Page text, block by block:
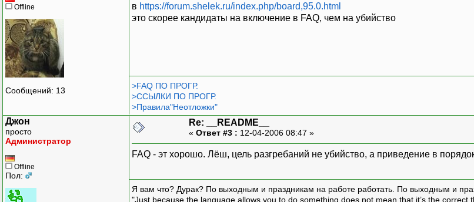
Offline
Сообщений: 13
в https://forum.shelek.ru/index.php/board,95.0.html
это скорее кандидаты на включение в FAQ, чем на убийство
>FAQ ПО ПРОГР.
>ССЫЛКИ ПО ПРОГР.
>Правила"Неотложки"
Джон
просто
Администратор
Offline
Пол:
Re: __README__
« Ответ #3 : 12-04-2006 08:47 »
FAQ - эт хорошо. Лёш, цель разгребаний не убийство, а приведение в
Я вам что? Дурак? По выходным и праздникам на работе работать. По выходным и
"Just because the language allows you to do something does not mean that it’s the correct